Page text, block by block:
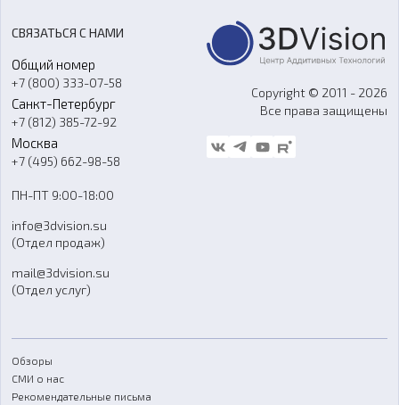
Оборудование и материалы для вакуумного литья
Аксессуары и прочее оборудование
Программное обеспечение
Ремонт и услуги
О компании
Контакты
Гос. закупки
Стать дилером
Блог
FAQ
СВЯЗАТЬСЯ С НАМИ
Общий номер
+7 (800) 333-07-58
Санкт-Петербург
+7 (812) 385-72-92
Москва
+7 (495) 662-98-58
ПН-ПТ 9:00-18:00
info@3dvision.su
(Отдел продаж)
mail@3dvision.su
(Отдел услуг)
Copyright © 2011 - 2026
Все права защищены
Обзоры
СМИ о нас
Рекомендательные письма